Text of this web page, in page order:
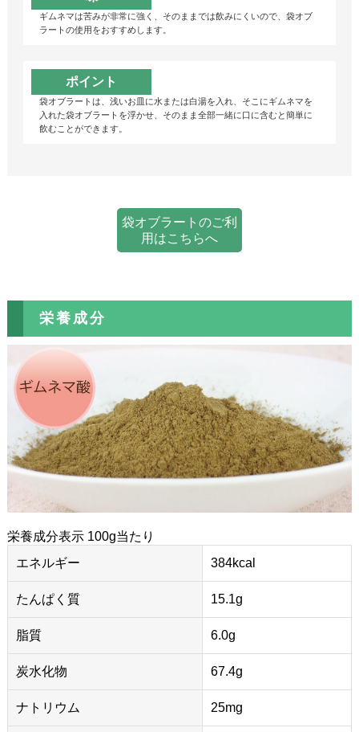
ギムネマは苦みが非常に強く、そのままでは飲みにくいので、袋オブ
ラートの使用をおすすめします。
ポイント
袋オブラートは、浅いお皿に水または白湯を入れ、そこにギムネマを
入れた袋オブラートを浮かせ、そのまま全部一緒に口に含むと簡単に
飲むことができます。
袋オブラートのご利
用はこちらへ
栄養成分
栄養成分表示 100g当たり
エネルギー
384kcal
たんぱく質 15.1g
脂質 6.0g
炭水化物 67.4g
ナトリウム 25mg